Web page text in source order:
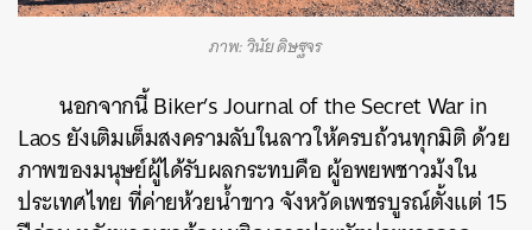
ภาพ: วินัย ดิษฐจร
นอกจากนี้ Biker’s Journal of the Secret War in
Laos ยังเติมเต็มสงครามลับในลาวให้ครบถ้วนทุกมิติ ด้วย
ภาพของมนุษย์ผู้ได้รับผลกระทบคือ ผู้อพยพชาวม้งใน
ประเทศไทย ที่ค่ายห้วยน้ำขาว จังหวัดเพชรบูรณ์ตั้งแต่ 15